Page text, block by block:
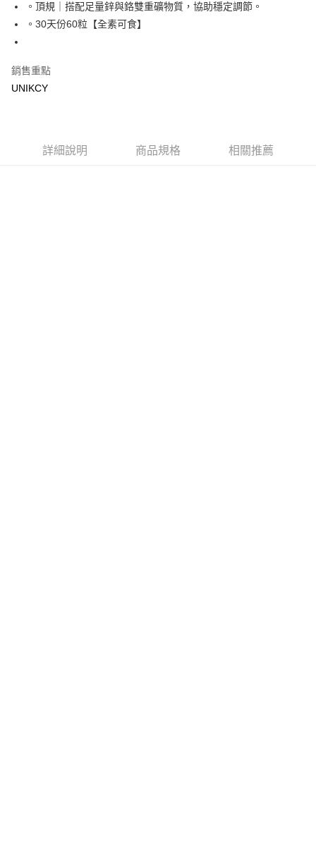
Google Pay
7-11取貨付款［需3-5個工作天不含預購商品］
。頂規｜搭配足量鋅與鉻雙重礦物質，協助穩定調節。
。30天份60粒【全素可食】
銷售重點
UNIKCY
詳細說明 商品規格 相關推薦